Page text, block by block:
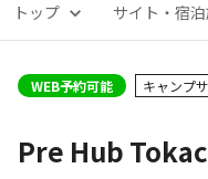
トップ サイト・宿
WEB予約可能 キャンプ
Pre Hub